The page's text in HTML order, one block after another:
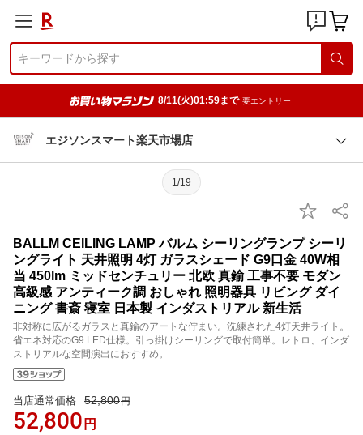
8/11(火)01:59まで 要エントリー
エジソンスマート楽天市場店
1/19
BALLM CEILING LAMP バルム シーリングランプ シーリ
ングライト 天井照明 4灯 ガラスシェード G9口金 40W相
当 450lm ミッドセンチュリー 北欧 真鍮 工事不要 モダン
高級感 アンティーク調 おしゃれ 照明器具 リビング ダイ
ニング 書斎 寝室 日本製 インダストリアル 新生活
非対称に広がるガラスと真鍮のアートな佇まい。洗練された4灯天井ライト。
省エネ対応のG9 LED仕様。引っ掛けシーリングで取付簡単。レトロ、インダ
ストリアルな空間演出におすすめ。
当店通常価格 52,800円
52,800 円